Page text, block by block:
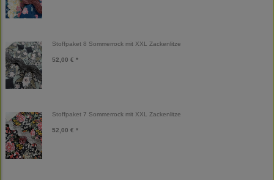
Stoffpaket 8 Sommerrock mit XXL Zackenlitze
52,00 € *
Stoffpaket 7 Sommerrock mit XXL Zackenlitze
52,00 € *